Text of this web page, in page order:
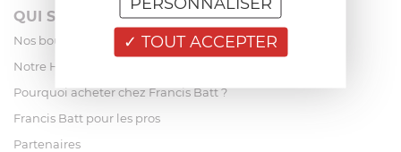
QUI SOMMES-NOUS?
Nos boutiques
Notre Histoire
Pourquoi acheter chez Francis Batt ?
Francis Batt pour les pros
Partenaires
TOUT ACCEPTER